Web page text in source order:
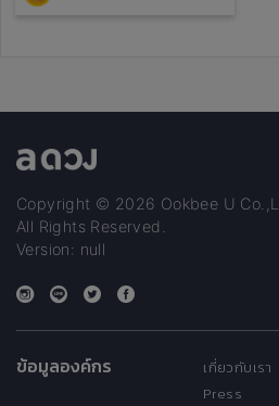
Copyright © 2026 Ookbee U
All Rights Reserved.
Version: null
ข้อมูลองค์กร
เกี่ยวกับเรา
Press